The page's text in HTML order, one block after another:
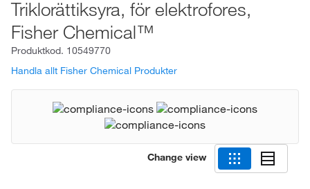
Triklorättiksyra, för elektrofores,
Fisher Chemical™
Produktkod. 10549770
Handla allt Fisher Chemical Produkter
Change view